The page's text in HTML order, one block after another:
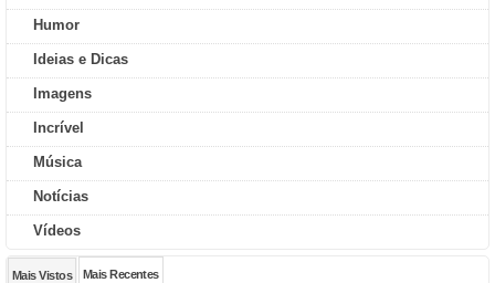
Humor
Ideias e Dicas
Imagens
Incrível
Música
Notícias
Vídeos
Mais Vistos Mais Recentes